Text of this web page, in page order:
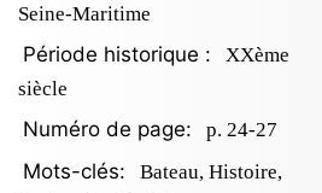
Seine-Maritime
Période historique :
XXème
siècle
Numéro de page: p. 24-27
Mots-clés:
Bateau, Histoire,